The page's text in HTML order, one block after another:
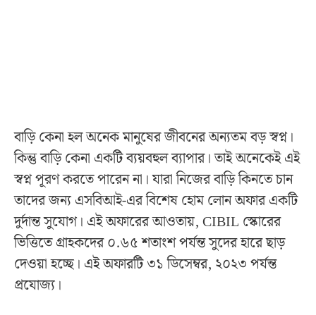
বাড়ি কেনা হল অনেক মানুষের জীবনের অন্যতম বড় স্বপ্ন।
কিন্তু বাড়ি কেনা একটি ব্যয়বহুল ব্যাপার। তাই অনেকেই এই
স্বপ্ন পূরণ করতে পারেন না। যারা নিজের বাড়ি কিনতে চান
তাদের জন্য এসবিআই-এর বিশেষ হোম লোন অফার একটি
দুর্দান্ত সুযোগ। এই অফারের আওতায়, CIBIL স্কোরের
ভিত্তিতে গ্রাহকদের ০.৬৫ শতাংশ পর্যন্ত সুদের হারে ছাড়
দেওয়া হচ্ছে। এই অফারটি ৩১ ডিসেম্বর, ২০২৩ পর্যন্ত
প্রযোজ্য।